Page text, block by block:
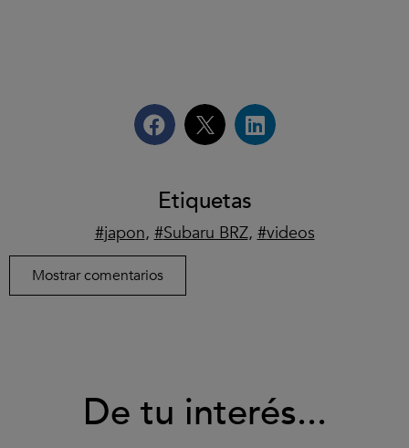
Etiquetas
japon, Subaru BRZ, videos
Mostrar comentarios
De tu interés...